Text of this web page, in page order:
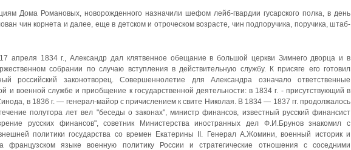
Дома Романовых, новорожденного назначили шефом лейб-гвардии гусарского полка, в день
чин корнета и далее, еще в детском и отроческом воз­расте, чин подпоручика, поручика, штаб-
апреля 1834 г., Александр дал клятвенное обещание в большой церкви Зимнего дворца и в
собрании по случаю вступления в действительную службу. К присяге его готовил
российский законотворец. Совершеннолетие для Александра означало ответствен­ные
и военной службе и приобщение к го­сударственной деятельности: в 1834 г. - присутствующий в
в 1836 г. — генерал-майор с причислением к свите Николая. В 1834 — 1837 гг. продолжалось
полутора лет вел "беседы о законах", министр финансов, известный русский финансист
русских финансов", советник Министерства иностранных дел Ф.И.Брунов зна­комил с
политики государства со вре­мен Екатерины II. Генерал А.Жомини, военный историк и
французском языке военную политику России и страте­гические отношения с соседними